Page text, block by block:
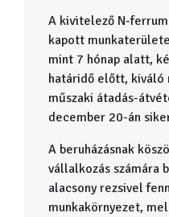
A kivitelező N-
kapott
mint 7 hónap alatt,
határidő előtt, kiváló
műszaki átadás-
december 20-án
A beruházásnak
vállalkozás számára
alacsony rezsivel
munkakörnyezet,